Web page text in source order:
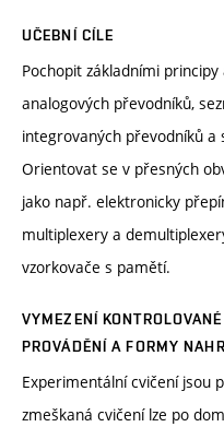
UČEBNÍ CÍLE
Pochopit základními
analogových převodníků,
integrovaných převodníků a
Orientovat se v přesných
jako např. elektronicky
multiplexery a
vzorkovače s pamětí.
VYMEZENÍ
PROVÁDĚNÍ A FORMY
Experimentální cvičení jsou
zmeškaná cvičení lze po